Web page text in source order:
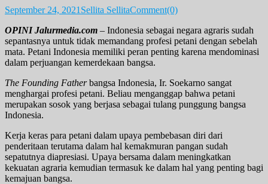
September 24, 2021 Sellita SellitaComment(0)
OPINI Jalurmedia.com – Indonesia sebagai negara agraris sudah
sepantasnya untuk tidak memandang profesi petani dengan sebelah
mata. Petani Indonesia memiliki peran penting karena mendominasi
dalam perjuangan kemerdekaan bangsa.
The Founding Fatherbangsa Indonesia, Ir. Soekarno sangat
menghargai profesi petani. Beliau menganggap bahwa petani
merupakan sosok yang berjasa sebagai tulang punggung bangsa
Indonesia.
Kerja keras para petani dalam upaya pembebasan diri dari
penderitaan terutama dalam hal kemakmuran pangan sudah
sepatutnya diapresiasi. Upaya bersama dalam meningkatkan
kekuatan agraria kemudian termasuk ke dalam hal yang penting bagi
kemajuan bangsa.